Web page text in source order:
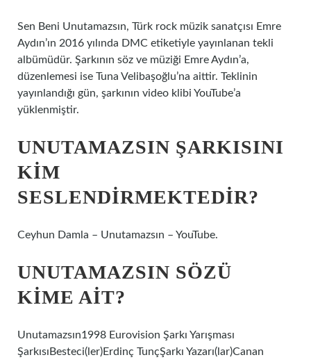
Sen Beni Unutamazsın, Türk rock müzik sanatçısı Emre
Aydın’ın 2016 yılında DMC etiketiyle yayınlanan tekli
albümüdür. Şarkının söz ve müziği Emre Aydın’a,
düzenlemesi ise Tuna Velibaşoğlu’na aittir. Teklinin
yayınlandığı gün, şarkının video klibi YouTube’a
yüklenmiştir.
UNUTAMAZSIN ŞARKISINI
KIM
SESLENDIRMEKTEDIR?
Ceyhun Damla – Unutamazsın – YouTube.
UNUTAMAZSIN SÖZÜ
KIME AIT?
Unutamazsın1998 Eurovision Şarkı Yarışması
ŞarkısıBesteci(ler)Erdinç TunçŞarkı Yazarı(lar)Canan